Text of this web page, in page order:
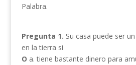
Palabra.
Pregunta 1. Su casa puede ser
en la tierra si
O a. tiene bastante dinero para